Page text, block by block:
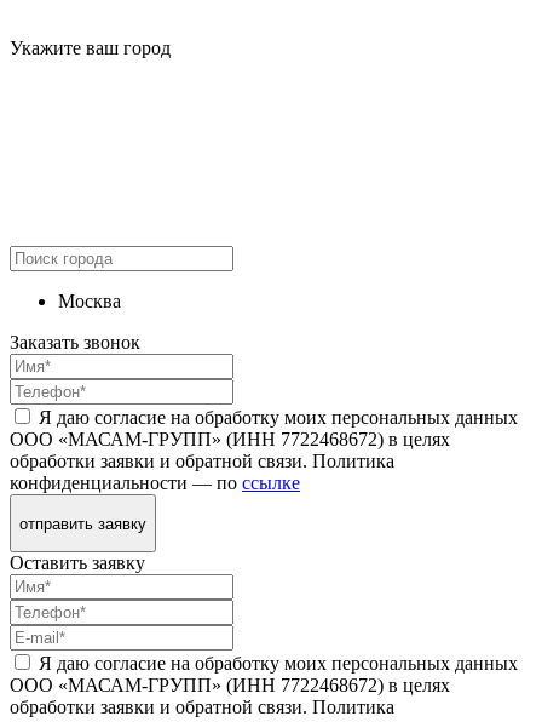
Укажите ваш город
Москва
Заказать звонок
Я даю согласие на обработку моих персональных данных
ООО «МАСАМ-ГРУПП» (ИНН 7722468672) в целях
обработки заявки и обратной связи. Политика
конфиденциальности — по ссылке
отправить заявку
Оставить заявку
Я даю согласие на обработку моих персональных данных
ООО «МАСАМ-ГРУПП» (ИНН 7722468672) в целях
обработки заявки и обратной связи. Политика